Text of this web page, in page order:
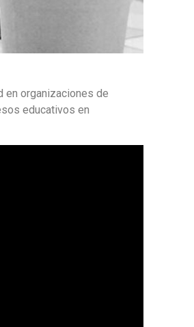
en organizaciones de
educativos en